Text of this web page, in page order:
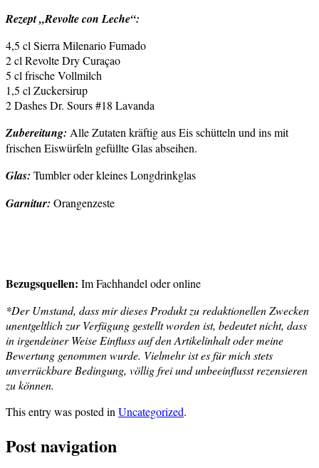
Rezept „Revolte con Leche“:
4,5 cl Sierra Milenario Fumado
2 cl Revolte Dry Curaçao
5 cl frische Vollmilch
1,5 cl Zuckersirup
2 Dashes Dr. Sours #18 Lavanda
Zubereitung: Alle Zutaten kräftig aus Eis schütteln und ins mit
frischen Eiswürfeln gefüllte Glas abseihen.
Glas: Tumbler oder kleines Longdrinkglas
Garnitur: Orangenzeste
Bezugsquellen: Im Fachhandel oder online
*Der Umstand, dass mir dieses Produkt zu redaktionellen Zwecken
unentgeltlich zur Verfügung gestellt worden ist, bedeutet nicht, dass
in irgendeiner Weise Einfluss auf den Artikelinhalt oder meine
Bewertung genommen wurde. Vielmehr ist es für mich stets
unverrückbare Bedingung, völlig frei und unbeeinflusst rezensieren
zu können.
This entry was posted inUncategorized.
Post navigation